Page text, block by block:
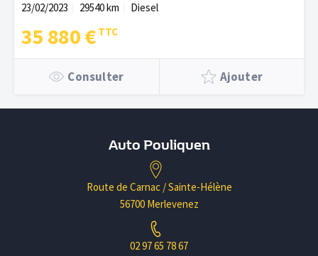
23/02/2023
29540 km Diesel
35 880 €
Consulter Ajouter
Auto Pouliquen
Route de Carnac / Sainte-Hélène
56700 Merlevenez
02 97 65 78 67